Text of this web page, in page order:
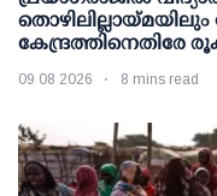
കേന്ദ്രത്തിനെതിരേ
09 08 2026 8 mins read